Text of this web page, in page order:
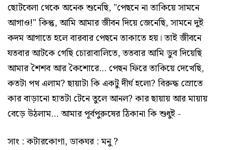
ছোটবেলা থেকে অনেক শুনেছি, "পেছনে না তাকিয়ে সামনে
আগাও!" কিন্তু, আমি আমার জীবন দিয়ে জেনেছি, সামনে দুই
কদম আগাতে হলে বারবার পেছনে তাকাতে হয়। তাই জীবনে
যতবার আটকে গেছি চোরাবালিতে, ততবার আমি ডুব দিয়েছি
আমার শৈশব আর কৈশোরে... পেছন ফিরে তাকিয়ে দেখেছি,
কতটা পথ এলাম? ছায়াটা কি একটু দীর্ঘ হলো? বিরুদ্ধ স্রোতে
কার বাড়ানো হাতটা টেনে তুলে আনল? কার ছায়ায় আর মায়ায়
বেড়ে উঠলাম... আমার পূর্বপুরুষের ঠিকানা কি শুধুই -
সাং : কটারকোণা, ডাকঘর : মনু ?